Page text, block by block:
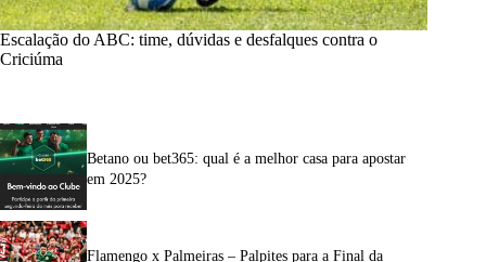
Escalação do ABC: time, dúvidas e desfalques contra o
Criciúma
Betano ou bet365: qual é a melhor casa para apostar
em 2025?
Flamengo x Palmeiras – Palpites para a Final da